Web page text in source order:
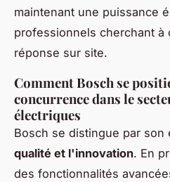
maintenant une puissance
professionnels cherchant à
réponse sur site.
Comment Bosch se
concurrence dans le
électriques
Bosch se distingue par son
qualité et l'innovation. En
des fonctionnalités